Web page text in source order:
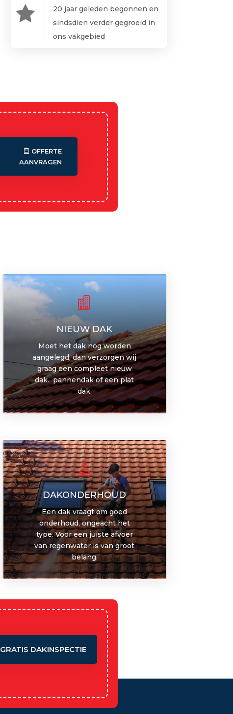

20 jaar geleden begonnen en
sindsdien verder gegroeid in
ons vakgebied
OFFERTE
AANVRAGEN

NIEUW DAK
Moet het dak nog worden
aangelegd, dan verzorgen wij
graag een compleet nieuw
dak. pannendak of een plat
dak.

DAKONDERHOUD
Een dak vraagt om goed
onderhoud, ongeacht het
type. Voor een juiste afvoer
van regenwater is van groot
belang.
GRATIS DAKINSPECTIE